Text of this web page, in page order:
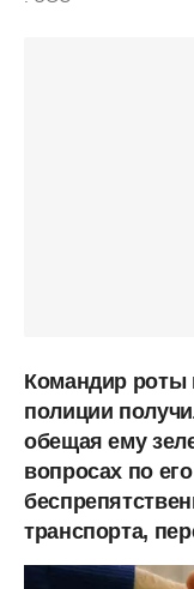
Командир роты
полиции
обещая ему
вопросах по
транспорта,